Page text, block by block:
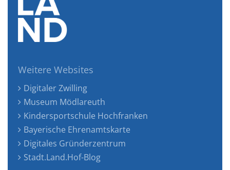
Weitere Websites
Digitaler Zwilling
Museum Mödlareuth
Kindersportschule Hochfranken
Bayerische Ehrenamtskarte
Digitales Gründerzentrum
Stadt.Land.Hof-Blog